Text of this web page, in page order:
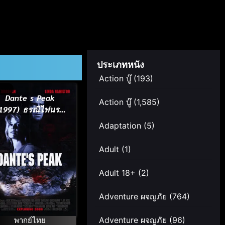
Dante s Peak
ธรณีไฟนรก
ถล่มโลก
พากย์ไทย
ประเภทหนัง
Action บู๊(193)
Action บู๊(1,585)
Adaptation (5)
Adult (1)
Adult 18+ (2)
Adventure ผจญภัย (764)
Adventure ผจญภัย (96)